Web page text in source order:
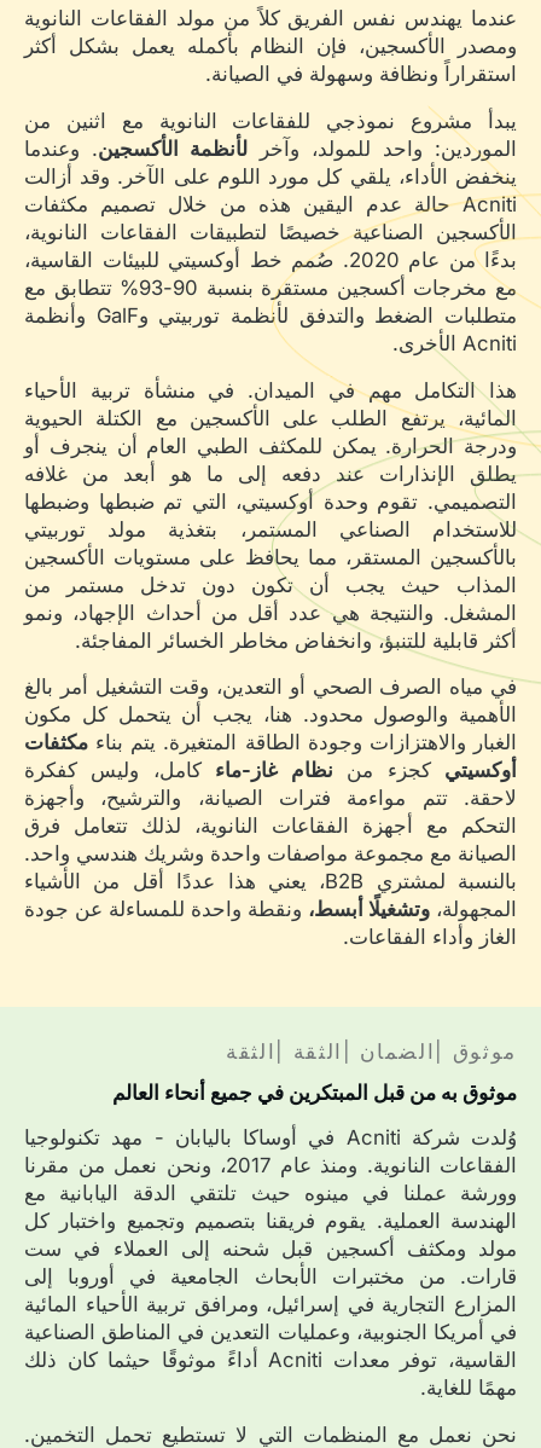
عندما يهندس نفس الفريق كلاً من مولد الفقاعات النانوية
ومصدر الأكسجين، فإن النظام بأكمله يعمل بشكل أكثر
استقراراً ونظافة وسهولة في الصيانة.
يبدأ مشروع نموذجي للفقاعات النانوية مع اثنين من
الموردين: واحد للمولد، وآخر لأنظمة الأكسجين. وعندما
ينخفض الأداء، يلقي كل مورد اللوم على الآخر. وقد أزالت
Acniti حالة عدم اليقين هذه من خلال تصميم مكثفات
الأكسجين الصناعية خصيصًا لتطبيقات الفقاعات النانوية،
بدءًا من عام 2020. صُمم خط أوكسيتي للبيئات القاسية،
مع مخرجات أكسجين مستقرة بنسبة 90-93% تتطابق مع
متطلبات الضغط والتدفق لأنظمة توربيتي وGalF وأنظمة
Acniti الأخرى.
هذا التكامل مهم في الميدان. في منشأة تربية الأحياء
المائية، يرتفع الطلب على الأكسجين مع الكتلة الحيوية
ودرجة الحرارة. يمكن للمكثف الطبي العام أن ينجرف أو
يطلق الإنذارات عند دفعه إلى ما هو أبعد من غلافه
التصميمي. تقوم وحدة أوكسيتي، التي تم ضبطها وضبطها
للاستخدام الصناعي المستمر، بتغذية مولد توربيتي
بالأكسجين المستقر، مما يحافظ على مستويات الأكسجين
المذاب حيث يجب أن تكون دون تدخل مستمر من
المشغل. والنتيجة هي عدد أقل من أحداث الإجهاد، ونمو
أكثر قابلية للتنبؤ، وانخفاض مخاطر الخسائر المفاجئة.
في مياه الصرف الصحي أو التعدين، وقت التشغيل أمر بالغ
الأهمية والوصول محدود. هنا، يجب أن يتحمل كل مكون
الغبار والاهتزازات وجودة الطاقة المتغيرة. يتم بناء مكثفات
أوكسيتي كجزء من نظام غاز-ماء كامل، وليس كفكرة
لاحقة. تتم مواءمة فترات الصيانة، والترشيح، وأجهزة
التحكم مع أجهزة الفقاعات النانوية، لذلك تتعامل فرق
الصيانة مع مجموعة مواصفات واحدة وشريك هندسي واحد.
بالنسبة لمشتري B2B، يعني هذا عددًا أقل من الأشياء
المجهولة، وتشغيلًا أبسط، ونقطة واحدة للمساءلة عن جودة
الغاز وأداء الفقاعات.
موثوق |الضمان |الثقة |الثقة
موثوق به من قبل المبتكرين في جميع أنحاء العالم
وُلدت شركة Acniti في أوساكا باليابان - مهد تكنولوجيا
الفقاعات النانوية. ومنذ عام 2017، ونحن نعمل من مقرنا
وورشة عملنا في مينوه حيث تلتقي الدقة اليابانية مع
الهندسة العملية. يقوم فريقنا بتصميم وتجميع واختبار كل
مولد ومكثف أكسجين قبل شحنه إلى العملاء في ست
قارات. من مختبرات الأبحاث الجامعية في أوروبا إلى
المزارع التجارية في إسرائيل، ومرافق تربية الأحياء المائية
في أمريكا الجنوبية، وعمليات التعدين في المناطق الصناعية
القاسية، توفر معدات Acniti أداءً موثوقًا حيثما كان ذلك
مهمًا للغاية.
نحن نعمل مع المنظمات التي لا تستطيع تحمل التخمين.